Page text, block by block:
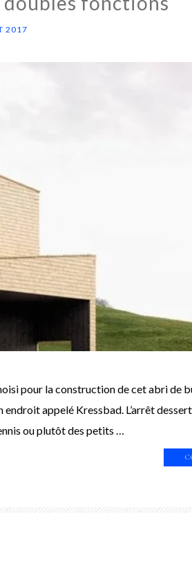
2017
pour la construction de cet abri de
endroit appelé Kressbad. L’arrêt
ou plutôt des petits …